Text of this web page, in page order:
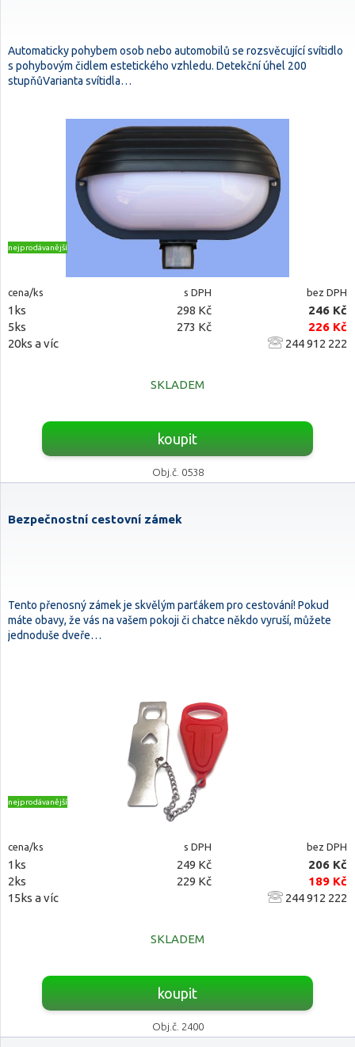
Automaticky pohybem osob nebo automobilů se rozsvěcující svítidlo
s pohybovým čidlem estetického vzhledu. Detekční úhel 200
stupňůVarianta svítidla…
nejprodávanější
cena/ks s DPH bez DPH
1ks 298 Kč
246 Kč
5ks
273 Kč
226 Kč
20ks a víc
244 912 222
SKLADEM
koupit
Obj.č. 0538
Bezpečnostní cestovní zámek
Tento přenosný zámek je skvělým parťákem pro cestování! Pokud
máte obavy, že vás na vašem pokoji či chatce někdo vyruší, můžete
jednoduše dveře…
nejprodávanější
cena/ks s DPH bez DPH
1ks 249 Kč
206 Kč
2ks
229 Kč
189 Kč
15ks a víc
244 912 222
SKLADEM
koupit
Obj.č. 2400